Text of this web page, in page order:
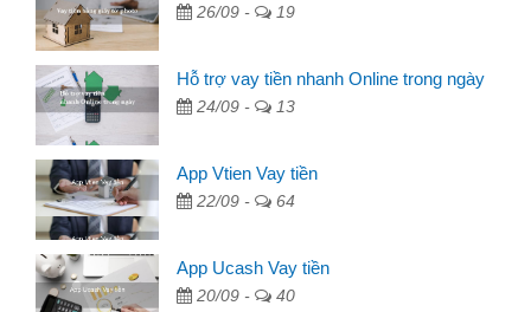
26/09 - 19
Hỗ trợ vay tiền nhanh Online trong ngày
24/09 - 13
App Vtien Vay tiền
22/09 - 64
App Ucash Vay tiền
20/09 - 40